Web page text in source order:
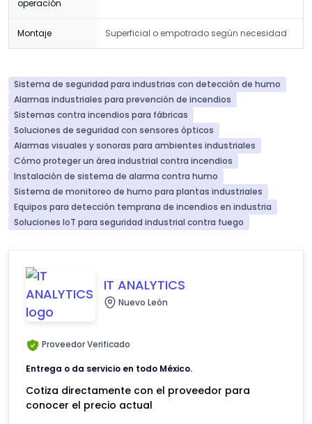
operación
Montaje Superficial o empotrado según necesidad
Sistema de seguridad para industrias con detección de humo
Alarmas industriales para prevención de incendios
Sistemas contra incendios para fábricas
Soluciones de seguridad con sensores ópticos
Alarmas visuales y sonoras para ambientes industriales
Cómo proteger un área industrial contra incendios
Instalación de sistema de alarma contra humo
Sistema de monitoreo de humo para plantas industriales
Equipos para detección temprana de incendios en industria
Soluciones IoT para seguridad industrial contra fuego
IT ANALYTICS
Nuevo León
Proveedor Verificado
Entrega o da servicio en todo México.
Cotiza directamente con el proveedor para
conocer el precio actual